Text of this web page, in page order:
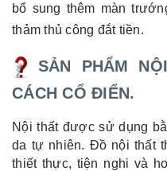
bổ sung thêm màn
thảm thủ công đắt tiền.
SẢN PHẨM
CÁCH CỔ ĐIỂN.
Nội thất được sử dụng
da tự nhiên. Đồ nội thất
thiết thực, tiện nghi và